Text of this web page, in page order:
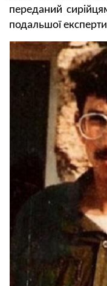
переданий
подальшої